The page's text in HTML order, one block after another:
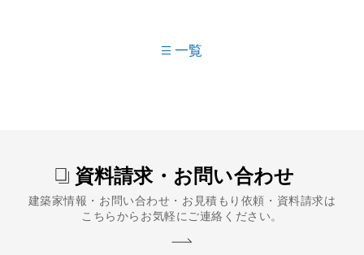
一覧
資料請求・お問い合わせ
建築家情報・お問い合わせ・お見積もり依頼・資料請求は
こちらからお気軽にご連絡ください。